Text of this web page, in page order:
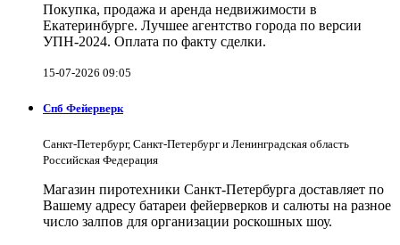
Покупка, продажа и аренда недвижимости в
Екатеринбурге. Лучшее агентство города по версии
УПН-2024. Оплата по факту сделки.
15-07-2026 09:05
Спб Фейерверк
Санкт-Петербург, Санкт-Петербург и Ленинградская область
Российская Федерация
Магазин пиротехники Санкт-Петербурга доставляет по
Вашему адресу батареи фейерверков и салюты на разное
число залпов для организации роскошных шоу.